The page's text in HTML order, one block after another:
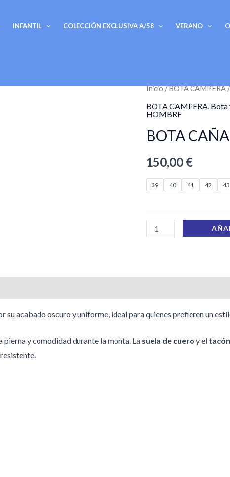
INFANTIL COLECCIÓN EXCLUSIVA A/58 VERANO
Inicio/BOTA CAMPERA/
BOTA CAMPERA Bota
HOMBRE
BOTA
150,00 €
39 40 41 42 43
BOTA
CAÑA
ALTA
H-
CASTAÑA
su acabado oscuro y uniforme, ideal para quienes prefieren un
pierna y comodidad durante la monta. La suela de cuero y el